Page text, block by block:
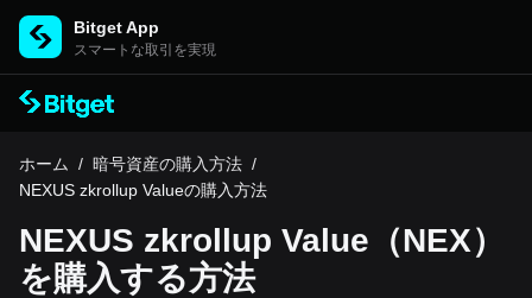
Bitget App
スマートな取引を実現
ホーム / 暗号資産の購入方法 /
NEXUS zkrollup Valueの購入方法
NEXUS zkrollup Value（NEX）
を購入する方法